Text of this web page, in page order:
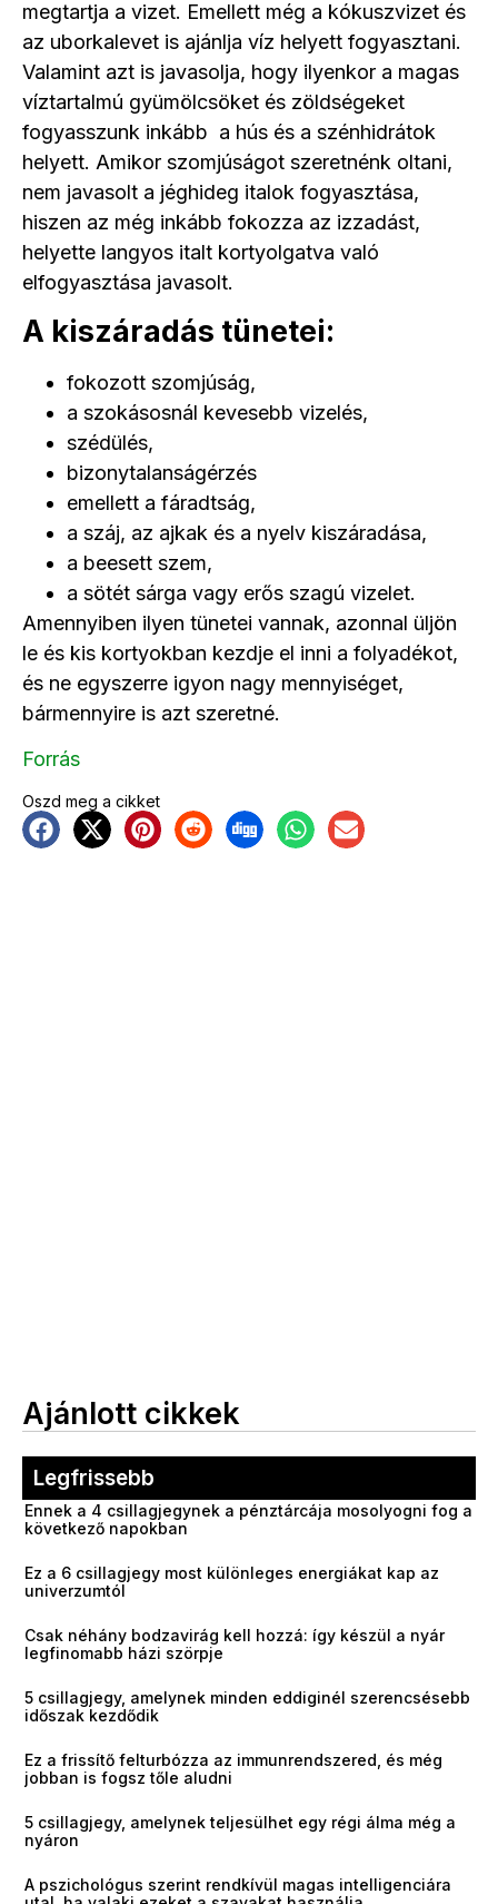
megtartja a vizet. Emellett még a kókuszvizet és
az uborkalevet is ajánlja víz helyett fogyasztani.
Valamint azt is javasolja, hogy ilyenkor a magas
víztartalmú gyümölcsöket és zöldségeket
fogyasszunk inkább a hús és a szénhidrátok
helyett. Amikor szomjúságot szeretnénk oltani,
nem javasolt a jéghideg italok fogyasztása,
hiszen az még inkább fokozza az izzadást,
helyette langyos italt kortyolgatva való
elfogyasztása javasolt.
A kiszáradás tünetei:
fokozott szomjúság,
a szokásosnál kevesebb vizelés,
szédülés,
bizonytalanságérzés
emellett a fáradtság,
a száj, az ajkak és a nyelv kiszáradása,
a beesett szem,
a sötét sárga vagy erős szagú vizelet.
Amennyiben ilyen tünetei vannak, azonnal üljön
le és kis kortyokban kezdje el inni a folyadékot,
és ne egyszerre igyon nagy mennyiséget,
bármennyire is azt szeretné.
Forrás
Oszd meg a cikket
Ajánlott cikkek
Legfrissebb
Ennek a 4 csillagjegynek a pénztárcája mosolyogni fog a
következő napokban
Ez a 6 csillagjegy most különleges energiákat kap az
univerzumtól
Csak néhány bodzavirág kell hozzá: így készül a nyár
legfinomabb házi szörpje
5 csillagjegy, amelynek minden eddiginél szerencsésebb
időszak kezdődik
Ez a frissítő felturbózza az immunrendszered, és még
jobban is fogsz tőle aludni
5 csillagjegy, amelynek teljesülhet egy régi álma még a
nyáron
A pszichológus szerint rendkívül magas intelligenciára